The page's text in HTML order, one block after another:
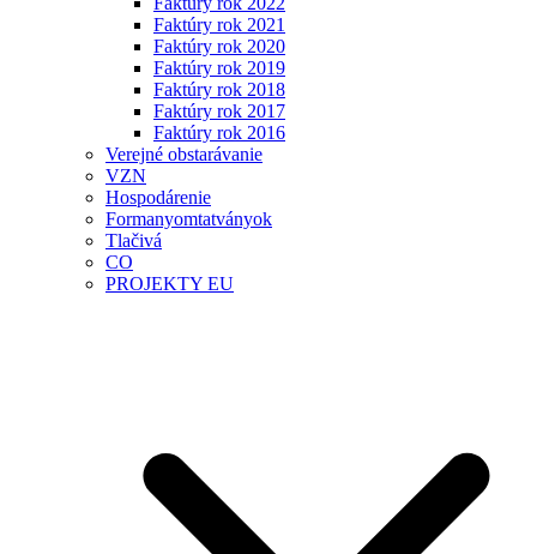
Faktúry rok 2021
Faktúry rok 2020
Faktúry rok 2019
Faktúry rok 2018
Faktúry rok 2017
Faktúry rok 2016
Verejné obstarávanie
VZN
Hospodárenie
Formanyomtatványok
Tlačivá
CO
PROJEKTY EU